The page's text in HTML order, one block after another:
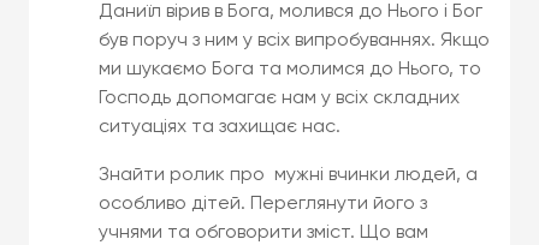
Даниїл вірив в Бога, молився до Нього і Бог
був поруч з ним у всіх випробуваннях. Якщо
ми шукаємо Бога та молимся до Нього, то
Господь допомагає нам у всіх складних
ситуаціях та захищає нас.
Знайти ролик про мужні вчинки людей, а
особливо дітей. Переглянути його з
учнями та обговорити зміст. Що вам